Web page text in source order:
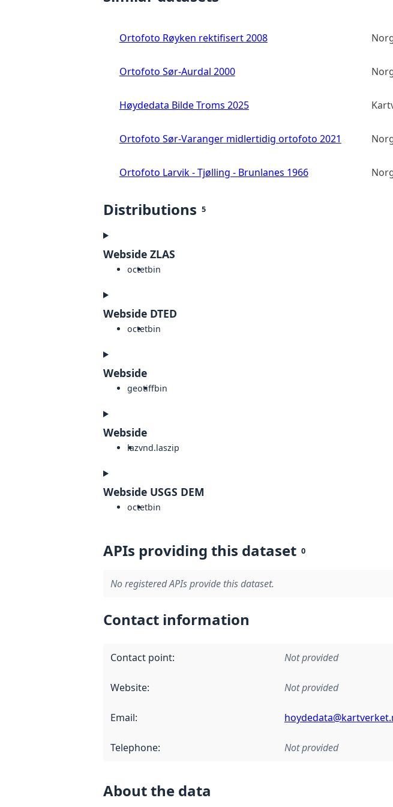
Ortofoto Røyken rektifisert 2008
Ortofoto Sør-Aurdal 2000
Høydedata Bilde Troms 2025
Ortofoto Sør-Varanger midlertidig ortofoto 2021
Ortofoto Larvik - Tjølling - Brunlanes 1966
Distributions 5
Webside ZLAS
octetbin
Webside DTED
octetbin
Webside
geotiffbin
Webside
lazvnd.laszip
Webside USGS DEM
octetbin
APIs providing this dataset 0
No registered APIs provide this dataset.
Contact information
Contact point: Not provided
Website: Not provided
Email:
Telephone: Not provided
About the data